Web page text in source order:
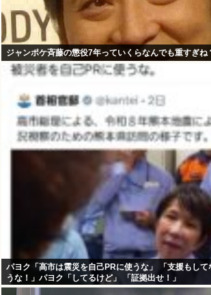
ジャンポケ斉藤の懲役7年っていくらなんでも重すぎね
パヨク「高市は震災を自己PRに使うな」 「支援もして
うな！」パヨク「してるけど」 「証拠出せ！」